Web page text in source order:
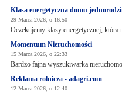
Klasa energetyczna domu
29 Marca 2026, o 16:50
Oczekujemy klasy energetycznej,
Momentum Nieruchomości
15 Marca 2026, o 22:33
Bardzo fajna wyszukiwarka
Reklama rolnicza - adagri.com
12 Marca 2026, o 12:40